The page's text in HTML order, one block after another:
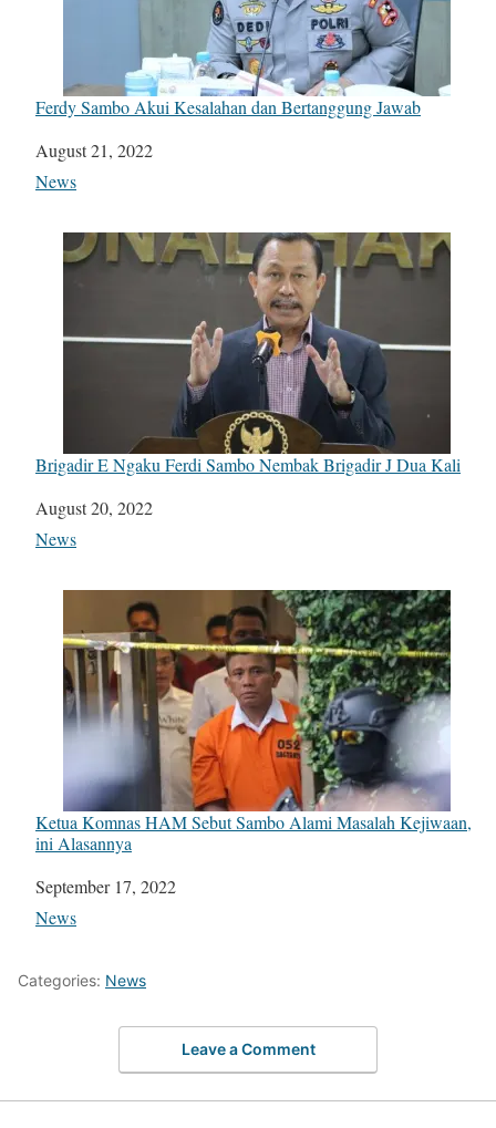
Ferdy Sambo Akui Kesalahan dan Bertanggung Jawab
Date
August 21, 2022
In relation to
News
Brigadir E Ngaku Ferdi Sambo Nembak Brigadir J Dua Kali
Date
August 20, 2022
In relation to
News
Ketua Komnas HAM Sebut Sambo Alami Masalah Kejiwaan,
ini Alasannya
Date
September 17, 2022
In relation to
News
Categories: News
Leave a Comment